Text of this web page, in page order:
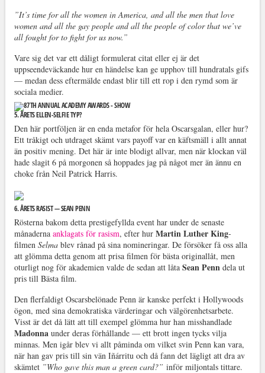
”It’s time for all the women in America, and all the men that love
women and all the gay people and all the people of color that we’ve
all fought for to fight for us now.”
Vare sig det var ett dåligt formulerat citat eller ej är det
uppseendeväckande hur en händelse kan ge upphov till hundratals gifs
— medan dess eftermälde endast blir till ett rop i den rymd som är
sociala medier.
5. ÅRETS ELLEN-SELFIE TYP?
Den här portföljen är en enda metafor för hela Oscarsgalan, eller hur?
Ett tråkigt och utdraget skämt vars payoff var en käftsmäll i allt annat
än positiv mening. Det här är inte blodigt allvar, men när klockan väl
hade slagit 6 på morgonen så hoppades jag på något mer än ännu en
choke från Neil Patrick Harris.
6. ÅRETS RASIST — SEAN PENN
Rösterna bakom detta prestigefyllda event har under de senaste
månaderna anklagats för rasism, efter hur Martin Luther King-
filmen Selmablev rånad på sina nomineringar. De försöker få oss alla
att glömma detta genom att prisa filmen för bästa originallåt, men
oturligt nog för akademien valde de sedan att låta Sean Penn dela ut
pris till Bästa film.
Den flerfaldigt Oscarsbelönade Penn är kanske perfekt i Hollywoods
ögon, med sina demokratiska värderingar och välgörenhetsarbete.
Visst är det då lätt att till exempel glömma hur han misshandlade
Madonna under deras förhållande — ett brott ingen tycks vilja
minnas. Men igår blev vi allt påminda om vilket svin Penn kan vara,
när han gav pris till sin vän Iñárritu och då fann det lägligt att dra av
skämtet ”Who gave this man a green card?” inför miljontals tittare.